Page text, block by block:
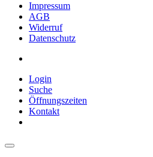
Impressum
AGB
Widerruf
Datenschutz
Login
Suche
Öffnungszeiten
Kontakt